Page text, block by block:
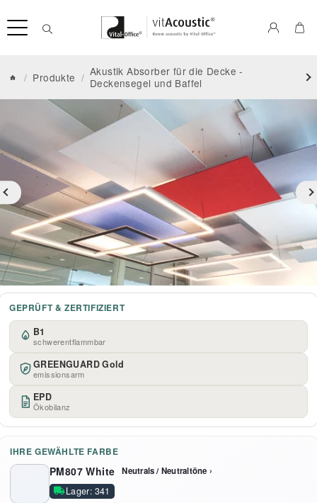
/ Produkte / Akustik Absorber für die Decke -
Deckensegel und Baffel
GEPRÜFT & ZERTIFIZIERT
B1
schwerentflammbar
GREENGUARD Gold
emissionsarm
EPD
Ökobilanz
IHRE GEWÄHLTE FARBE
PM807 White Neutrals / Neutraltöne ›
Lager: 341